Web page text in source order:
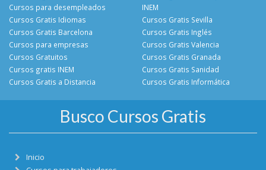
Cursos para desempleados
Cursos Gratis Idiomas
Cursos Gratis Barcelona
INEM
Cursos Gratis Sevilla
Cursos Gratis Inglés
Cursos para empresas
Cursos Gratuitos
Cursos gratis INEM
Cursos Gratis a Distancia
Cursos Gratis Valencia
Cursos Gratis Granada
Cursos Gratis Sanidad
Cursos Gratis Informática
Busco Cursos Gratis
Inicio